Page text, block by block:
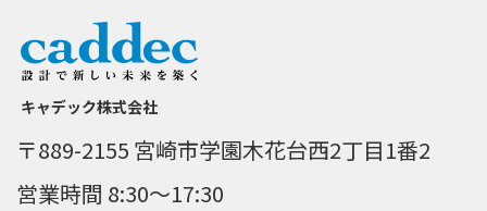
キャデック株式会社
〒889-2155 宮崎市学園木花台西2丁目1番2
営業時間 8:30～17:30